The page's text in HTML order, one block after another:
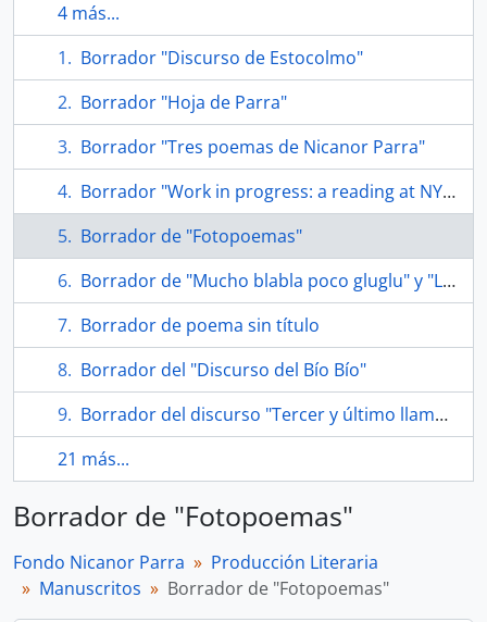
4 más...
Borrador "Discurso de Estocolmo"
Borrador "Hoja de Parra"
Borrador "Tres poemas de Nicanor Parra"
Borrador "Work in progress: a reading at NYU poetry"
Borrador de "Fotopoemas"
Borrador de "Mucho blabla poco gluglu" y "La princesa Diana"
Borrador de poema sin título
Borrador del "Discurso del Bío Bío"
Borrador del discurso "Tercer y último llamado"
21 más...
Borrador de "Fotopoemas"
Fondo Nicanor Parra
Producción Literaria
Manuscritos
Borrador de "Fotopoemas"